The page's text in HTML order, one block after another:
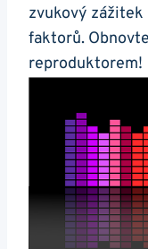
zvukový
faktorů.
reproduktorem!